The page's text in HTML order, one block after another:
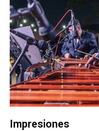
Impresiones